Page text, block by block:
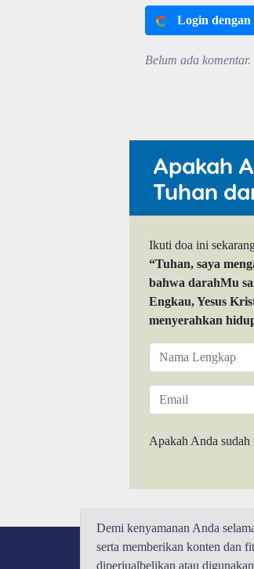
Login
Belum ada
Apakah
Tuhan
Ikuti doa ini
“Tuhan, saya
bahwa darahMu
Engkau, Yesus
menyerahkan
Apakah Anda
Demi kenyamanan Anda
serta memberikan konten dan
diperjualbelikan atau